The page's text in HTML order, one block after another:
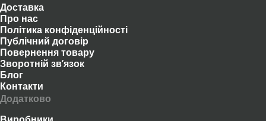
Доставка
Про нас
Політика конфіденційності
Публічний договір
Повернення товару
Зворотній зв’язок
Блог
Контакти
Додатково